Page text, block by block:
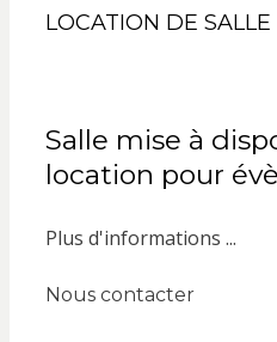
LOCATION DE SALLE
Salle mise à
location pour
Plus d'informations ...
Nous contacter